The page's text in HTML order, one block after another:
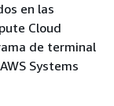
en las
Cloud
de terminal
Systems